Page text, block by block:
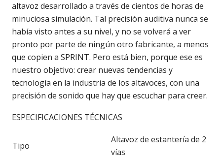
altavoz desarrollado a través de cientos de horas de
minuciosa simulación. Tal precisión auditiva nunca se
había visto antes a su nivel, y no se volverá a ver
pronto por parte de ningún otro fabricante, a menos
que copien a SPRINT. Pero está bien, porque ese es
nuestro objetivo: crear nuevas tendencias y
tecnología en la industria de los altavoces, con una
precisión de sonido que hay que escuchar para creer.
ESPECIFICACIONES TÉCNICAS
Tipo
Altavoz de estantería de 2
vías